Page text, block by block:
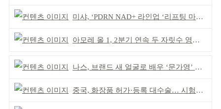
미샤, ‘PDRN NAD+ 라인업 ‘리프팅 마스크’ 출시
아모레 올 1, 2분기 연속 두 자릿수 영업이익률 기록
나스, 브랜드 새 얼굴로 배우 ‘문가영’ 발탁
중국, 화장품 허가·등록 대수술… 시험자료 공용 허용